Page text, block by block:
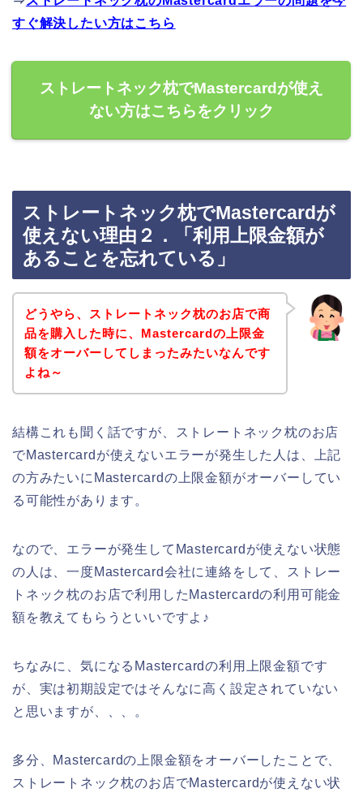
すぐ解決したい方はこちら
ストレートネック枕でMastercardが使え
ない方はこちらをクリック
ストレートネック枕でMastercardが
使えない理由２．「利用上限金額が
あることを忘れている」
どうやら、ストレートネック枕のお店で商
品を購入した時に、Mastercardの上限金
額をオーバーしてしまったみたいなんです
よね～
結構これも聞く話ですが、ストレートネック枕のお店
でMastercardが使えないエラーが発生した人は、上記
の方みたいにMastercardの上限金額がオーバーしてい
る可能性があります。
なので、エラーが発生してMastercardが使えない状態
の人は、一度Mastercard会社に連絡をして、ストレー
トネック枕のお店で利用したMastercardの利用可能金
額を教えてもらうといいですよ♪
ちなみに、気になるMastercardの利用上限金額です
が、実は初期設定ではそんなに高く設定されていない
と思いますが、、、。
多分、Mastercardの上限金額をオーバーしたことで、
ストレートネック枕のお店でMastercardが使えない状